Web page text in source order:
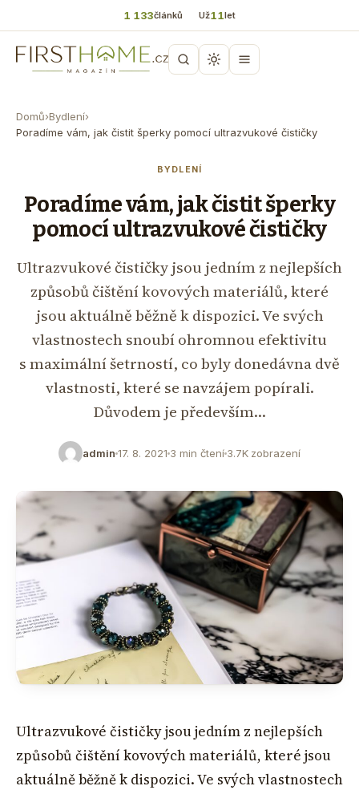
1 133článků Už11let
Domů›Bydlení›
Poradíme vám, jak čistit šperky pomocí ultrazvukové čističky
BYDLENÍ
Poradíme vám, jak čistit šperky
pomocí ultrazvukové čističky
Ultrazvukové čističky jsou jedním z nejlepších
způsobů čištění kovových materiálů, které
jsou aktuálně běžně k dispozici. Ve svých
vlastnostech snoubí ohromnou efektivitu
s maximální šetrností, co byly donedávna dvě
vlastnosti, které se navzájem popírali.
Důvodem je především…
admin 17. 8. 2021 3 min čtení 3.7K zobrazení
Ultrazvukové čističky jsou jedním z nejlepších
způsobů čištění kovových materiálů, které jsou
aktuálně běžně k dispozici. Ve svých vlastnostech